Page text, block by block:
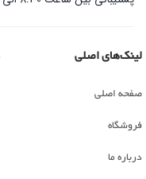
لینک‌های اصلی
صفحه اصلی
فروشگاه
درباره ما